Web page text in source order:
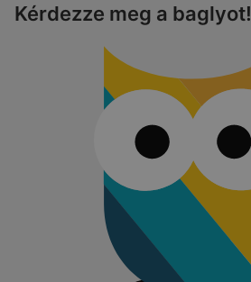
Kérdezze meg a baglyot!